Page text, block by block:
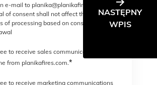
NASTĘPNY
WPIS
e-mail to planika@planikafires.com. The
of consent shall not affect the
of processing based on consent before
to receive sales communications or
from planikafires.com.*
to receive marketing communications